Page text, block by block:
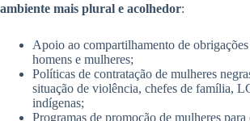
ambiente mais plural e acolhedor:
Apoio ao compartilhamento de
homens e mulheres;
Políticas de contratação de mulheres
situação de violência, chefes de família,
indígenas;
Programas de promoção de mulheres